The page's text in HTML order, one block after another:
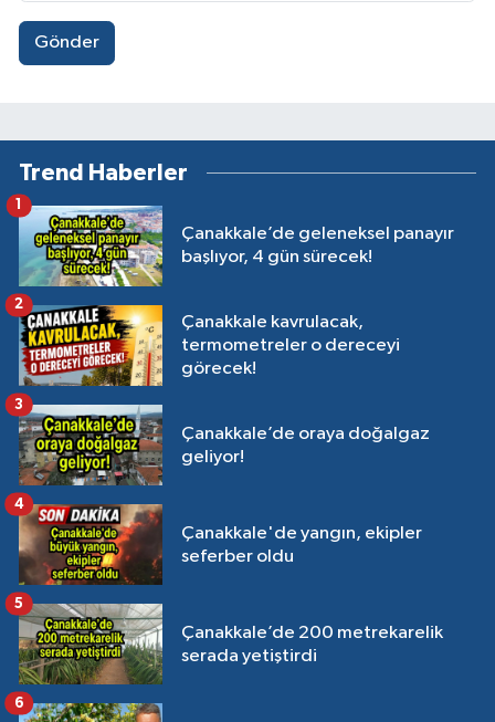
Gönder
Trend Haberler
Çanakkale’de geleneksel panayır
başlıyor, 4 gün sürecek!
1
Çanakkale kavrulacak,
termometreler o dereceyi
görecek!
2
Çanakkale’de oraya doğalgaz
geliyor!
3
Çanakkale'de yangın, ekipler
seferber oldu
4
Çanakkale’de 200 metrekarelik
serada yetiştirdi
5
6